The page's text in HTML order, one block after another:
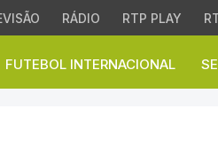
RÁDIO RTP PLAY
FUTEBOL INTERNACIONAL